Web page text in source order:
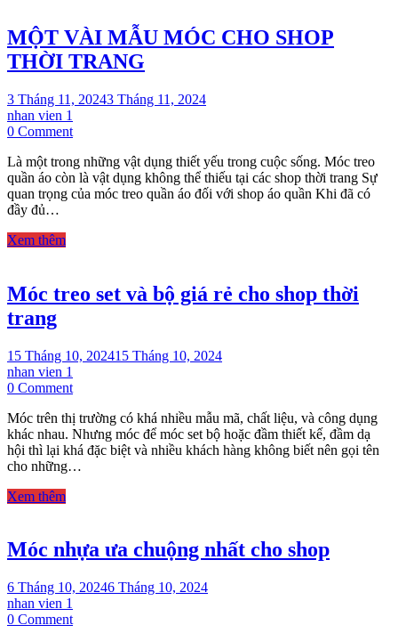
em
MỘT VÀI MẪU MÓC CHO SHOP
THỜI TRANG
3 Tháng 11, 20243 Tháng 11, 2024
nhan vien 1
0 Commenton
VÀI
MẪU
MÓC
Là một trong những vật dụng thiết yếu trong cuộc sống. Móc treo
quần áo còn là vật dụng không thể thiếu tại các shop thời trang Sự
quan trọng của móc treo quần áo đối với shop áo quần Khi đã có
đầy đủ…
Xem thêm
Móc treo set và bộ giá rẻ cho shop thời
trang
15 Tháng 10, 202415 Tháng 10, 2024
nhan vien 1
0 Commenton
treo
set
và
bộ
thời
trang
Móc trên thị trường có khá nhiều mẫu mã, chất liệu, và công dụng
khác nhau. Nhưng móc để móc set bộ hoặc đầm thiết kế, đầm dạ
hội thì lại khá đặc biệt và nhiều khách hàng không biết nên gọi tên
cho những…
Xem thêm
Móc nhựa ưa chuộng nhất cho shop
6 Tháng 10, 20246 Tháng 10, 2024
nhan vien 1
0 Commenton